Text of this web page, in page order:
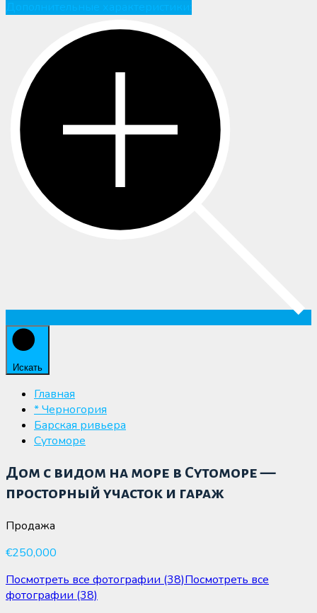
Искать
Главная
* Черногория
Барская ривьера
Сутоморе
Дом с видом на море в Сутоморе —
просторный участок и гараж
Продажа
€250,000
Посмотреть все фотографии (38)Посмотреть все
фотографии (38)